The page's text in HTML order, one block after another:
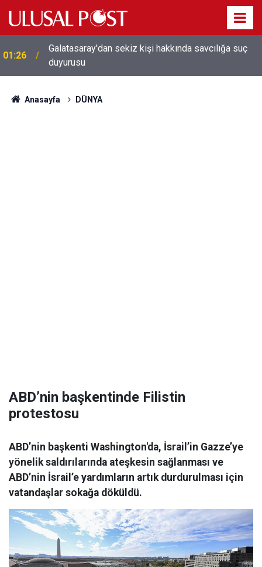
01:26
Galatasaray'dan sekiz kişi hakkında savcılığa suç
duyurusu
Anasayfa DÜNYA
ABD’nin başkentinde Filistin
protestosu
ABD’nin başkenti Washington'da, İsrail’in Gazze’ye
yönelik saldırılarında ateşkesin sağlanması ve
ABD’nin İsrail’e yardımların artık durdurulması için
vatandaşlar sokağa döküldü.